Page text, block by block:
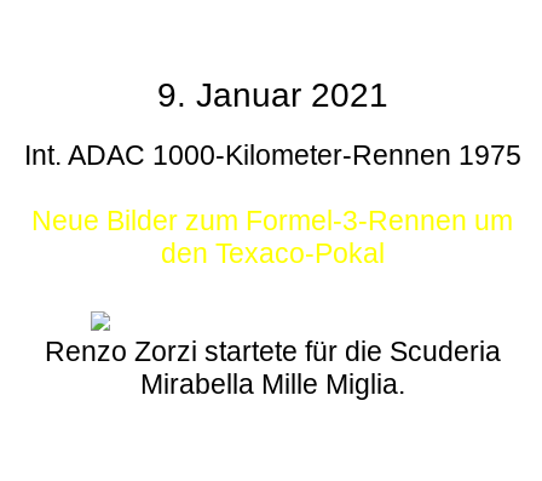
9. Januar 2021
Int. ADAC 1000-Kilometer-Rennen 1975
Neue Bilder zum Formel-3-Rennen um
den Texaco-Pokal
Renzo Zorzi startete für die Scuderia
Mirabella Mille Miglia.